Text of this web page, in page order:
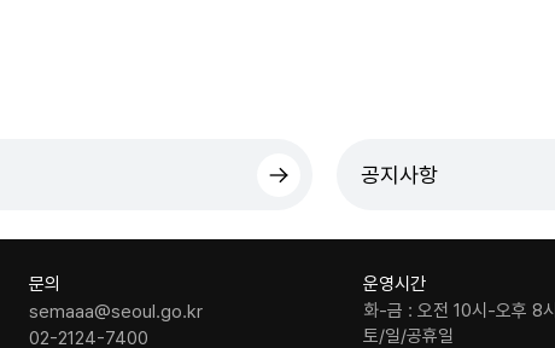
공지사항
문의
semaaa@seoul.go.kr
02-2124-7400
운영시간
화-금 : 오전 10시-오후 8시
토/일/공휴일